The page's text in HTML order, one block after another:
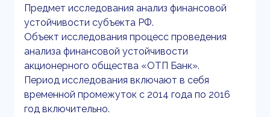
Предмет исследования анализ финансовой
устойчивости субъекта РФ.
Объект исследования процесс проведения
анализа финансовой устойчивости
акционерного общества «ОТП Банк».
Период исследования включают в себя
временной промежуток с 2014 года по 2016
год включительно.